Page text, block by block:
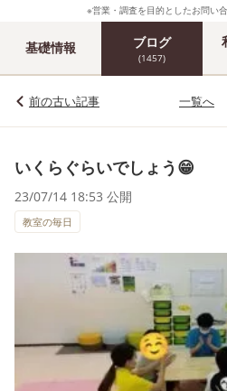
※営業・調査を目的としたお問い
基礎情報 ブログ
(1457)
前の古い記事 一覧へ
いくらぐらいでしょう😁
23/07/14 18:53 公開
教室の毎日